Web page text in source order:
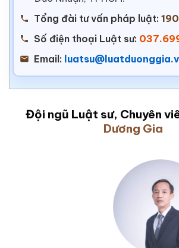
Tổng đài tư vấn pháp luật:
Số điện thoại Luật sư:
Email:
Đội ngũ Luật sư, Chuyên
Dương Gia